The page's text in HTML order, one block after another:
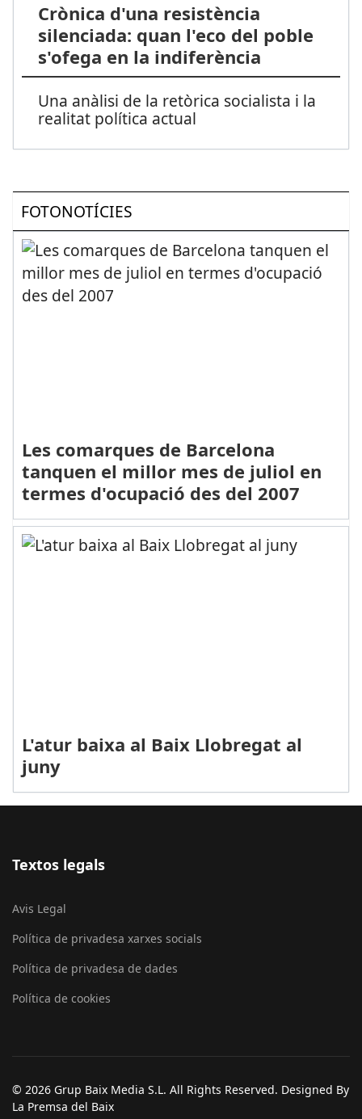
Crònica d'una resistència
silenciada: quan l'eco del poble
s'ofega en la indiferència
Una anàlisi de la retòrica socialista i la
realitat política actual
FOTONOTÍCIES
Les comarques de Barcelona
tanquen el millor mes de juliol en
termes d'ocupació des del 2007
L'atur baixa al Baix Llobregat al
juny
Textos legals
Avis Legal
Política de privadesa xarxes socials
Política de privadesa de dades
Política de cookies
© 2026 Grup Baix Media S.L. All Rights Reserved. Designed By
La Premsa del Baix